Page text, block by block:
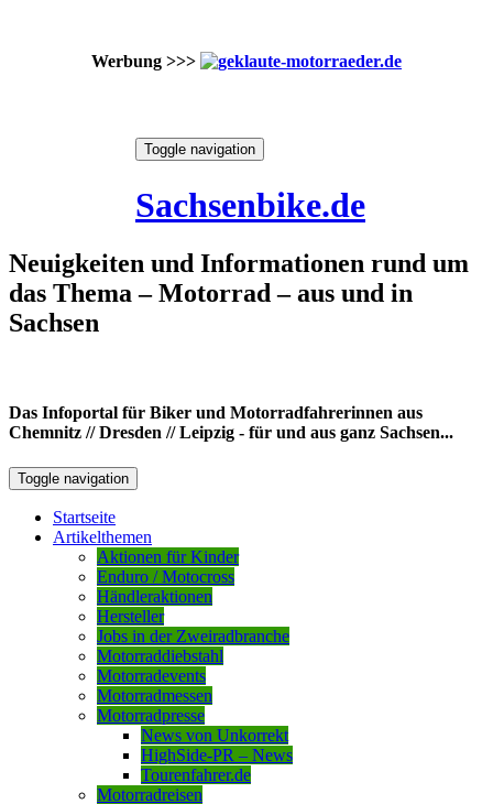
Werbung >>>
Toggle navigation
Sachsenbike.de
Neuigkeiten und Informationen rund um
das Thema – Motorrad – aus und in
Sachsen
Das Infoportal für Biker und Motorradfahrerinnen aus
Chemnitz // Dresden // Leipzig - für und aus ganz Sachsen...
Toggle navigation
Startseite
Artikelthemen
Aktionen für Kinder
Enduro / Motocross
Händleraktionen
Hersteller
Jobs in der Zweiradbranche
Motorraddiebstahl
Motorradevents
Motorradmessen
Motorradpresse
News von Unkorrekt
HighSide-PR – News
Tourenfahrer.de
Motorradreisen